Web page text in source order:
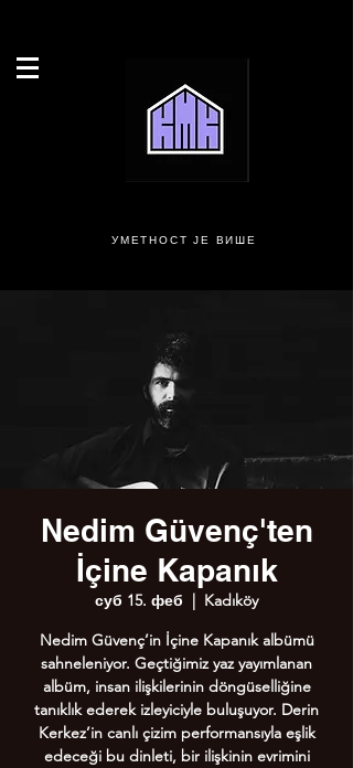
УМЕТНОСТ ЈЕ ВИШЕ
Nedim Güvenç'ten
İçine Kapanık
суб 15. феб
  |
Kadıköy
Nedim Güvenç’in İçine Kapanık albümü
sahneleniyor. Geçtiğimiz yaz yayımlanan
albüm, insan ilişkilerinin döngüselliğine
tanıklık ederek izleyiciyle buluşuyor. Derin
Kerkez’in canlı çizim performansıyla eşlik
edeceği bu dinleti, bir ilişkinin evrimini